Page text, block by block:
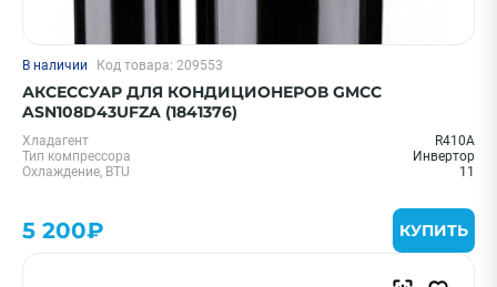
В наличии Код товара: 209553
АКСЕССУАР ДЛЯ КОНДИЦИОНЕРОВ GMCC
ASN108D43UFZA (1841376)
Хладагент
R410A
Тип компрессора
Инвертор
Охлаждение, BTU
11
5 200₽ КУПИТЬ